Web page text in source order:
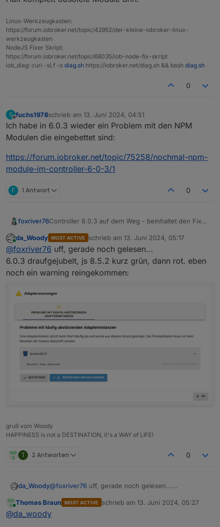
Linux-Werkzeugkasten:
https://forum.iobroker.net/topic/42952/der-kleine-iobroker-linux-
werkzeugkasten
NodeJS Fixer Skript:
https://forum.iobroker.net/topic/68035/iob-node-fix-skript
iob_diag: curl -sLf -o diag.sh https://iobroker.net/diag.sh && bash diag.sh
0
F
Offline
fuchs1978schrieb am 13. Juni 2024, 04:51
zuletzt editiert von
Ich habe in 6.0.3 wieder ein Problem mit den NPM
Modulen die eingebettet sind:
https://forum.iobroker.net/topic/75258/nochmal-npm-
module-im-controller-6-0-3/1
F 1 Antwort 0
foxriver76Controller 6.0.3 auf dem Weg - beinhaltet den Fix
Javascript benötigt allerdings dafür auch nochmal
eine neue Version. PR is bereits vorbereitet
https://github.com/ioBroker/ioBroker.javascript/pull/
1609
Online
da_Woody MOST ACTIVE schrieb am 13. Juni 2024, 05:17
zuletzt editiert von
@foxriver76 uff, gerade noch gelesen...
6.0.3 draufgejubelt, js 8.5.2 kurz grün, dann rot. eben
noch ein warning reingekommen:
gruß vom Woody
HAPPINESS is not a DESTINATION, it's a WAY of LIFE!
T 2 Antworten 0
da_Woody@foxriver76 uff, gerade noch gelesen...
eben noch ein warning reingekommen:
Online
Thomas Braun MOST ACTIVE schrieb am 13. Juni 2024, 05:27
zuletzt editiert von
@da_woody